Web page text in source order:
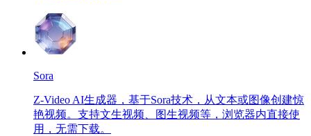
Sora
Z-Video AI生成器，基于Sora技术，从文本或图像创建惊
艳视频。支持文生视频、图生视频等，浏览器内直接使
用，无需下载。